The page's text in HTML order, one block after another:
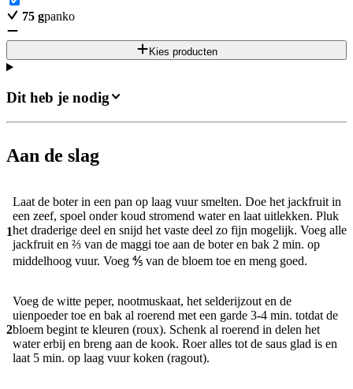
75 gpanko
Kies producten
Dit heb je nodig
Aan de slag
1
Laat de boter in een pan op laag vuur smelten. Doe het jackfruit in
een zeef, spoel onder koud stromend water en laat uitlekken. Pluk
het draderige deel en snijd het vaste deel zo fijn mogelijk. Voeg alle
jackfruit en ⅔ van de maggi toe aan de boter en bak 2 min. op
middelhoog vuur. Voeg ⅘ van de bloem toe en meng goed.
2
Voeg de witte peper, nootmuskaat, het selderijzout en de
uienpoeder toe en bak al roerend met een garde 3-4 min. totdat de
bloem begint te kleuren (roux). Schenk al roerend in delen het
water erbij en breng aan de kook. Roer alles tot de saus glad is en
laat 5 min. op laag vuur koken (ragout).